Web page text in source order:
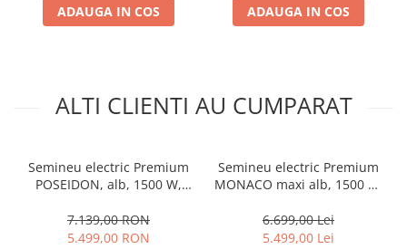
ADAUGA IN COS ADAUGA IN COS
ALTI CLIENTI AU CUMPARAT
Semineu electric Premium
POSEIDON, alb, 1500 W,
efect 3D, telecomanda
7.139,00 RON
5.499,00 RON
Semineu electric Premium
MONACO maxi alb, 1500 W,
efect 3D, telecomanda
6.699,00 Lei
5.499,00 Lei